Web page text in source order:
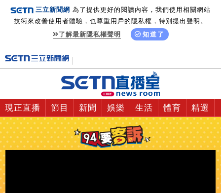
三立新聞網 為了提供更好的閱讀內容，我們使用相關網站
技術來改善使用者體驗，也尊重用戶的隱私權，特別提出聲明。
了解最新隱私權聲明
知道了
現正直播 節目 新聞 娛樂 生活 體育 精選